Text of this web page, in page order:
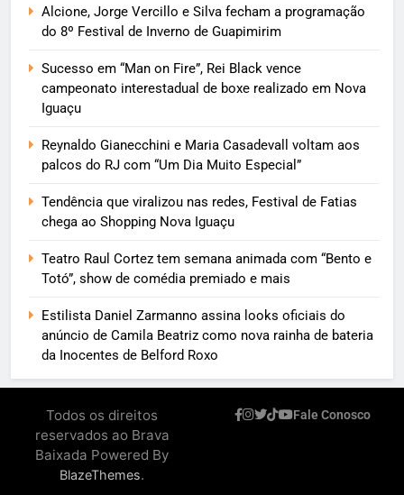
Alcione, Jorge Vercillo e Silva fecham a programação
do 8º Festival de Inverno de Guapimirim
Sucesso em “Man on Fire”, Rei Black vence
campeonato interestadual de boxe realizado em Nova
Iguaçu
Reynaldo Gianecchini e Maria Casadevall voltam aos
palcos do RJ com “Um Dia Muito Especial”
Tendência que viralizou nas redes, Festival de Fatias
chega ao Shopping Nova Iguaçu
Teatro Raul Cortez tem semana animada com “Bento e
Totó”, show de comédia premiado e mais
Estilista Daniel Zarmanno assina looks oficiais do
anúncio de Camila Beatriz como nova rainha de bateria
da Inocentes de Belford Roxo
Todos os direitos
reservados ao Brava
Baixada Powered By
BlazeThemes.
Fale Conosco